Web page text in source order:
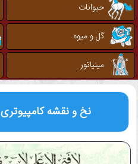
حیوانات
گل و میوه
مینیاتور
نخ و نقشه کامپیوتری